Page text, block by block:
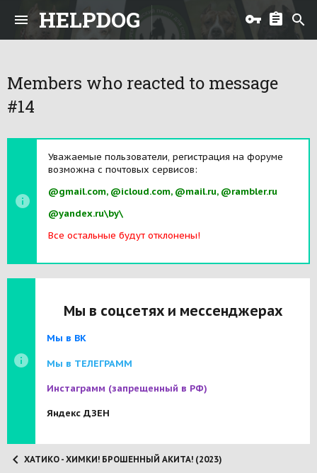
HELPDOG
Members who reacted to message
#14
Уважаемые пользователи, регистрация на форуме
возможна с почтовых сервисов:
@gmail.com, @icloud.com, @mail.ru, @rambler.ru
@yandex.ru\by\
Все остальные будут отклонены!
Мы в соцсетях и мессенджерах
Мы в ВК
Мы в ТЕЛЕГРАММ
Инстаграмм (запрещенный в РФ)
Яндекс ДЗЕН
ХАТИКО - ХИМКИ! БРОШЕННЫЙ АКИТА! (2023)